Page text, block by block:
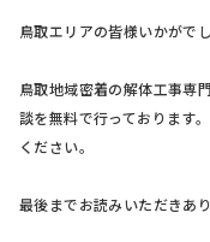
鳥取エリアの皆様いかがで
鳥取地域密着の解体工事専
談を無料で行っております
ください。
最後までお読みいただきあ